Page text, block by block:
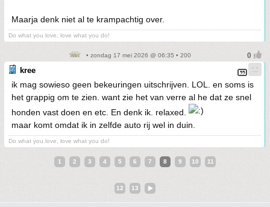
Maarja denk niet al te krampachtig over.
Do what you love, love what you do!
• zondag 17 mei 2026 @ 06:35 • 200
kree
ik mag sowieso geen bekeuringen uitschrijven. LOL. en soms is
het grappig om te zien. want zie het van verre al he dat ze snel
honden vast doen en etc. En denk ik. relaxed.
maar komt omdat ik in zelfde auto rij wel in duin.
Do what you love, love what you do!
1 2 3 4 5 6 7 8 9 10 11
12 13